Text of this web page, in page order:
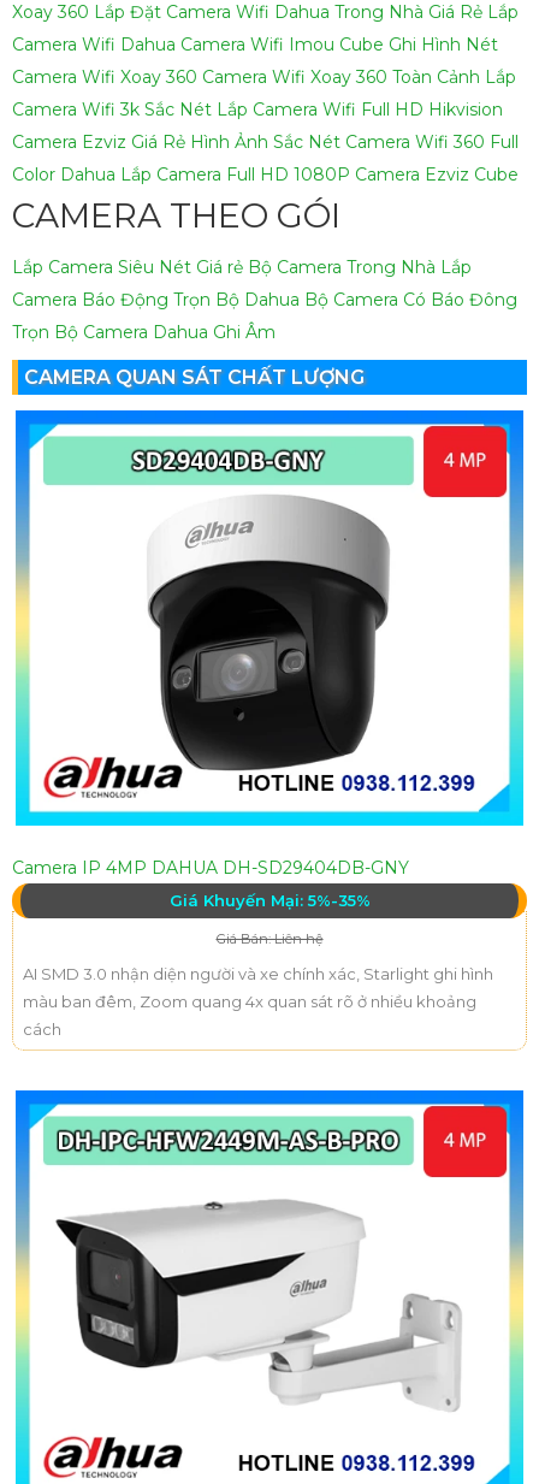
Xoay 360 Lắp Đặt Camera Wifi Dahua Trong Nhà Giá Rẻ Lắp
Camera Wifi Dahua Camera Wifi Imou Cube Ghi Hình Nét
Camera Wifi Xoay 360 Camera Wifi Xoay 360 Toàn Cảnh Lắp
Camera Wifi 3k Sắc Nét Lắp Camera Wifi Full HD Hikvision
Camera Ezviz Giá Rẻ Hình Ảnh Sắc Nét Camera Wifi 360 Full
Color Dahua Lắp Camera Full HD 1080P Camera Ezviz Cube
CAMERA THEO GÓI
Lắp Camera Siêu Nét Giá rẻ Bộ Camera Trong Nhà Lắp
Camera Báo Động Trọn Bộ Dahua Bộ Camera Có Báo Đông
Trọn Bộ Camera Dahua Ghi Âm
CAMERA QUAN SÁT CHẤT LƯỢNG
Camera IP 4MP DAHUA DH-SD29404DB-GNY
Giá Khuyến Mại: 5%-35%
Giá Bán: Liên hệ
AI SMD 3.0 nhận diện người và xe chính xác, Starlight ghi hình
màu ban đêm, Zoom quang 4x quan sát rõ ở nhiều khoảng
cách